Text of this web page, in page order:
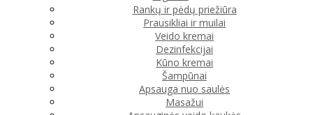
Rankų ir pėdų priežiūra
Prausikliai ir muilai
Veido kremai
Dezinfekcijai
Kūno kremai
Šampūnai
Apsauga nuo saulės
Masažui